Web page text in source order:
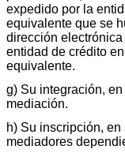
expedido por la
equivalente que se
dirección
entidad de crédito
equivalente.
g) Su integración,
mediación.
h) Su inscripción,
mediadores